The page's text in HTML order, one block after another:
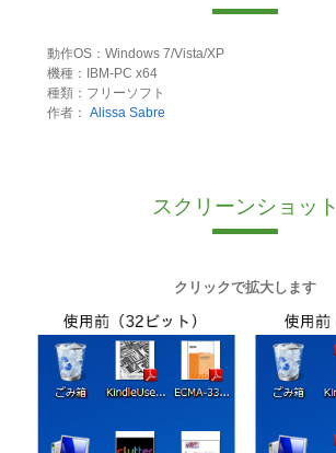
動作OS：Windows 7/Vista/XP
機種：IBM-PC x64
種類：フリーソフト
作者： Alissa Sabre
スクリーンショット
クリックで拡大します